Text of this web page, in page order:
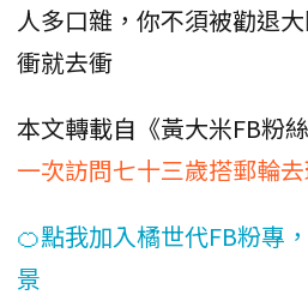
人多口雜，你不須被勸退
衝就去衝
本文轉載自《黃大米FB粉
一次訪問七十三歲搭郵輪
🍊點我加入橘世代FB粉專
景